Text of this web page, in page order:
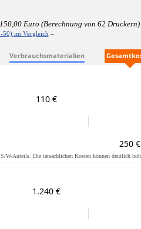
Euro (Berechnung von 62 Druckern)
50) im Vergleich –
Verbrauchsmaterialien
110 €
250 €
W-Anteils. Die tatsächlichen Kosten können deutlich
1.240 €